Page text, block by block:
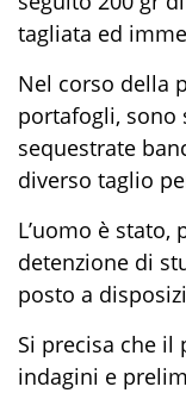
tagliata ed
Nel corso della
portafogli, sono
sequestrate
diverso taglio
L’uomo è
detenzione di
posto a
Si precisa che il
indagini e